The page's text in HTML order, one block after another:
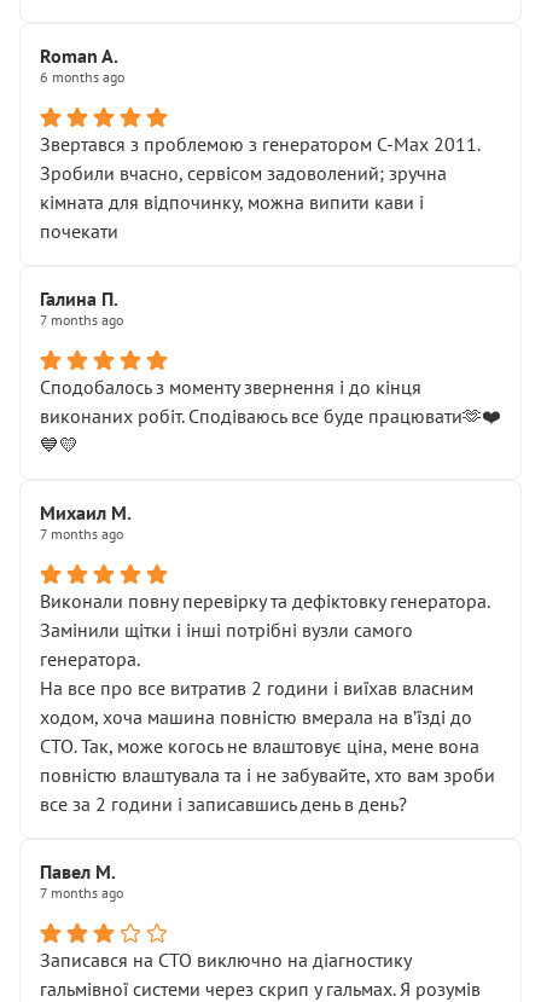
Roman A.
6 months ago
Звертався з проблемою з генератором C-Max 2011.
Зробили вчасно, сервісом задоволений; зручна
кімната для відпочинку, можна випити кави і
почекати
Галина П.
7 months ago
Сподобалось з моменту звернення і до кінця
виконаних робіт. Сподіваюсь все буде працювати🫶❤️
💙💛
Михаил М.
7 months ago
Виконали повну перевірку та дефіктовку генератора.
Замінили щітки і інші потрібні вузли самого
генератора.
На все про все витратив 2 години і виїхав власним
ходом, хоча машина повністю вмерала на вʼїзді до
СТО. Так, може когось не влаштовує ціна, мене вона
повністю влаштувала та і не забувайте, хто вам зроби
все за 2 години і записавшись день в день?
Павел М.
7 months ago
Записався на СТО виключно на діагностику
гальмівної системи через скрип у гальмах. Я розумів